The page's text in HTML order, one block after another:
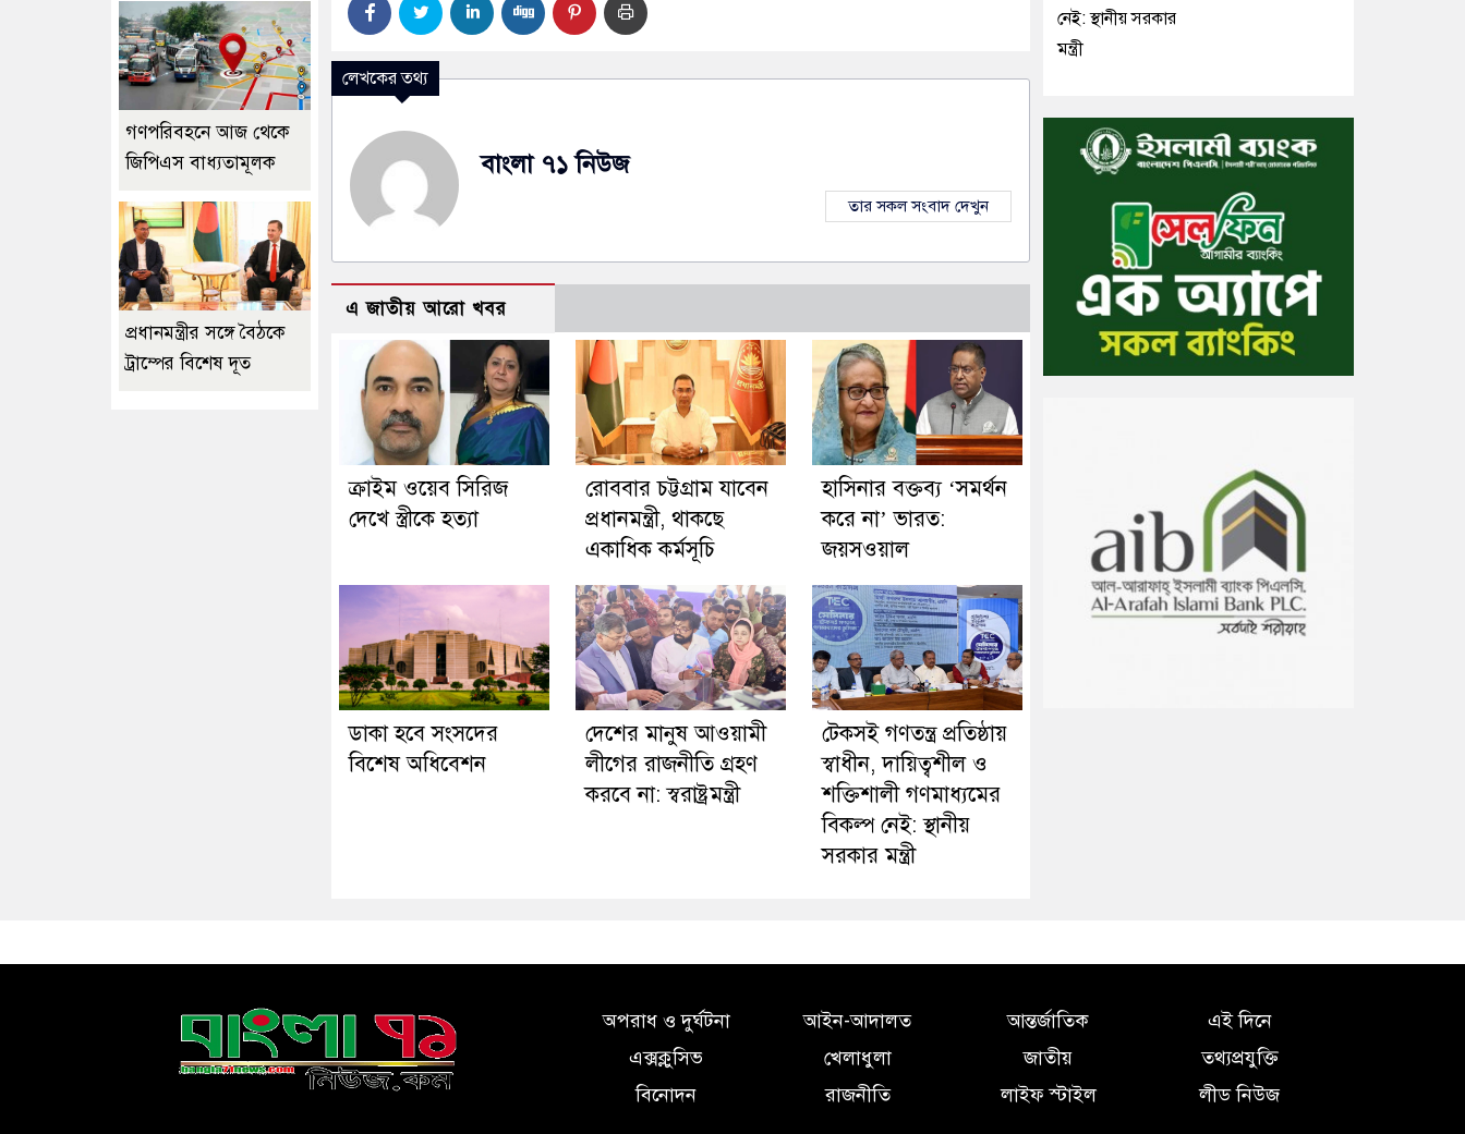
লেখকের তথ্য
বাংলা ৭১ নিউজ
তার সকল সংবাদ দেখুন
এ জাতীয় আরো খবর
ক্রাইম ওয়েব সিরিজ
দেখে স্ত্রীকে হত্যা
রোববার চট্টগ্রাম যাবেন
প্রধানমন্ত্রী, থাকছে
একাধিক কর্মসূচি
হাসিনার বক্তব্য ‘সমর্থন
করে না’ ভারত:
জয়সওয়াল
ডাকা হবে সংসদের
বিশেষ অধিবেশন
দেশের মানুষ আওয়ামী
লীগের রাজনীতি গ্রহণ
করবে না: স্বরাষ্ট্রমন্ত্রী
টেকসই গণতন্ত্র প্রতিষ্ঠায়
স্বাধীন, দায়িত্বশীল ও
শক্তিশালী গণমাধ্যমের
বিকল্প নেই: স্থানীয়
সরকার মন্ত্রী
গণপরিবহনে আজ থেকে
জিপিএস বাধ্যতামূলক
প্রধানমন্ত্রীর সঙ্গে বৈঠকে
ট্রাম্পের বিশেষ দূত
নেই: স্থানীয় সরকার
মন্ত্রী
অপরাধ ও দুর্ঘটনা আইন-আদালত আন্তর্জাতিক
এই দিনে
এক্সক্লুসিভ
খেলাধুলা জাতীয়
তথ্যপ্রযুক্তি
বিনোদন
রাজনীতি লাইফ স্টাইল লীড নিউজ